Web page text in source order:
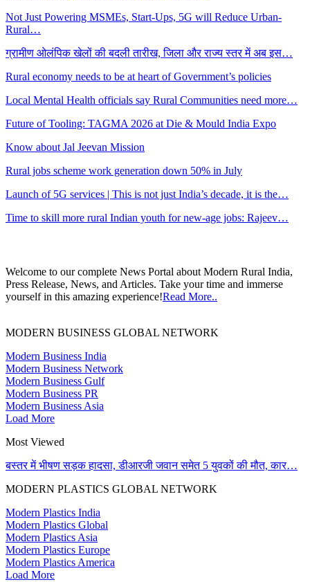
Not Just Powering MSMEs, Start-Ups, 5G will Reduce Urban-
Rural…
ग्रामीण ओलंपिक खेलों की बदली तारीख, जिला और राज्य स्तर में अब इस…
Rural economy needs to be at heart of Government’s policies
Local Mental Health officials say Rural Communities need more…
Future of Tooling: TAGMA 2026 at Die & Mould India Expo
Know about Jal Jeevan Mission
Rural jobs scheme work generation down 50% in July
Launch of 5G services | This is not just India’s decade, it is the…
Time to skill more rural Indian youth for new-age jobs: Rajeev…
Welcome to our complete News Portal about Modern Rural India,
Press Release, News, and Articles. Take your time and immerse
yourself in this amazing experience!Read More..
MODERN BUSINESS GLOBAL NETWORK
Modern Business India
Modern Business Network
Modern Business Gulf
Modern Business PR
Modern Business Asia
Load More
Most Viewed
बस्तर में भीषण सड़क हादसा, डीआरजी जवान समेत 5 युवकों की मौत, कार…
MODERN PLASTICS GLOBAL NETWORK
Modern Plastics India
Modern Plastics Global
Modern Plastics Asia
Modern Plastics Europe
Modern Plastics America
Load More